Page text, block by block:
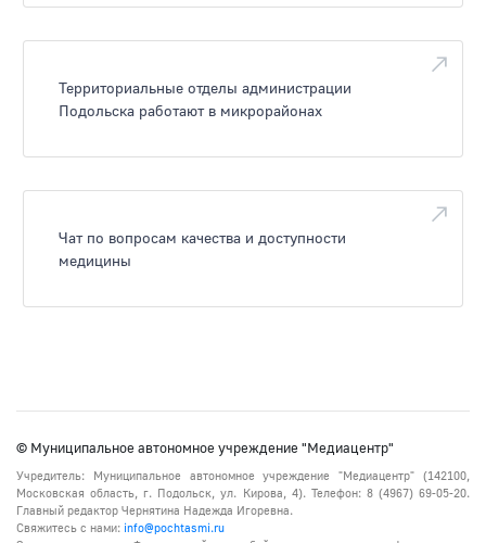
Территориальные отделы администрации
Подольска работают в микрорайонах
Чат по вопросам качества и доступности
медицины
© Муниципальное автономное учреждение "Медиацентр"
Учредитель: Муниципальное автономное учреждение "Медиацентр" (142100,
Московская область, г. Подольск, ул. Кирова, 4). Телефон: 8 (4967) 69-05-20.
Главный редактор Чернятина Надежда Игоревна.
Свяжитесь с нами: info@pochtasmi.ru